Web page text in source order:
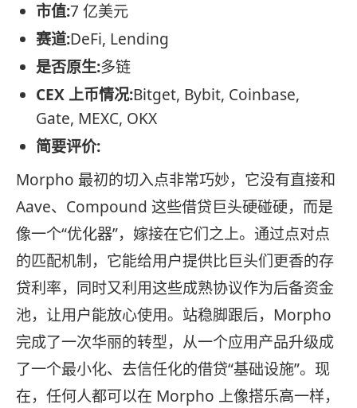
市值:7 亿美元
赛道:DeFi, Lending
是否原生:多链
CEX 上币情况:Bitget, Bybit, Coinbase,
Gate, MEXC, OKX
简要评价:
Morpho 最初的切入点非常巧妙，它没有直接和
Aave、Compound 这些借贷巨头硬碰硬，而是
像一个“优化器”，嫁接在它们之上。通过点对点
的匹配机制，它能给用户提供比巨头们更香的存
贷利率，同时又利用这些成熟协议作为后备资金
池，让用户能放心使用。站稳脚跟后，Morpho
完成了一次华丽的转型，从一个应用产品升级成
了一个最小化、去信任化的借贷“基础设施”。现
在，任何人都可以在 Morpho 上像搭乐高一样，